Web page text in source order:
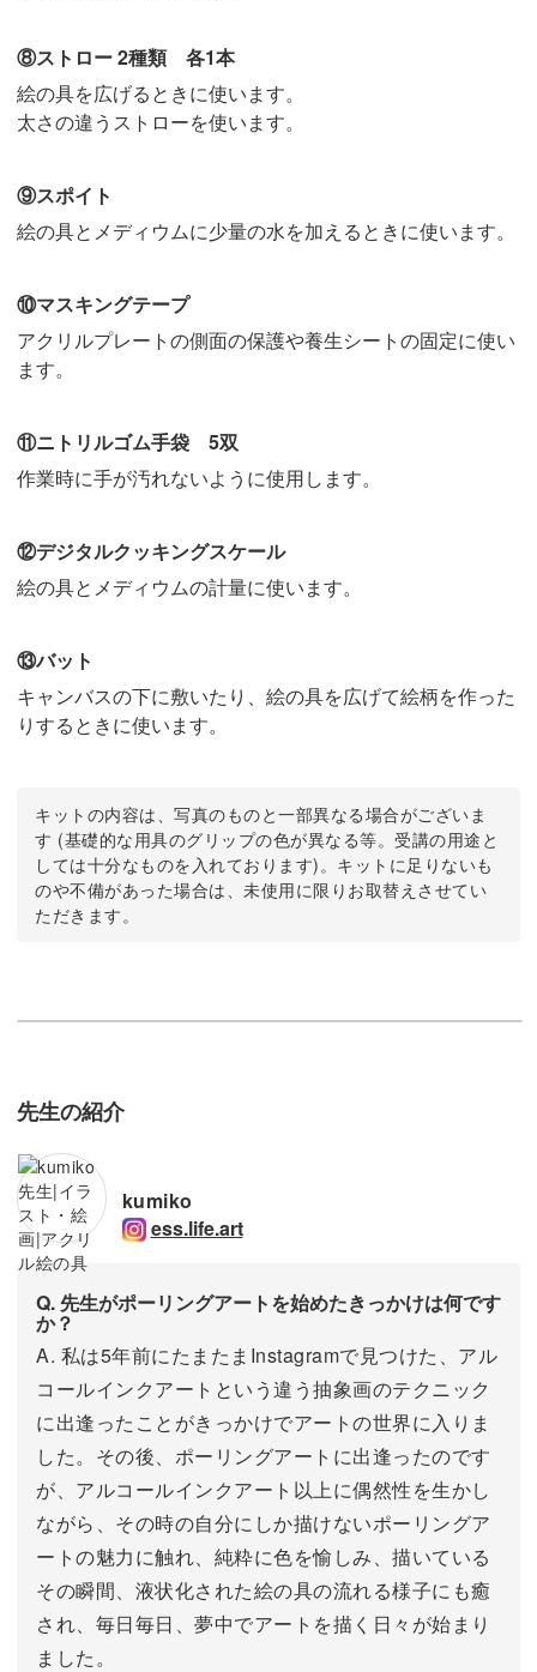
⑧ストロー 2種類 各1本
絵の具を広げるときに使います。
太さの違うストローを使います。
⑨スポイト
絵の具とメディウムに少量の水を加えるときに使います。
⑩マスキングテープ
アクリルプレートの側面の保護や養生シートの固定に使い
ます。
⑪ニトリルゴム手袋 5双
作業時に手が汚れないように使用します。
⑫デジタルクッキングスケール
絵の具とメディウムの計量に使います。
⑬バット
キャンバスの下に敷いたり、絵の具を広げて絵柄を作った
りするときに使います。
キットの内容は、写真のものと一部異なる場合がございま
す (基礎的な用具のグリップの色が異なる等。受講の用途と
しては十分なものを入れております)。キットに足りないも
のや不備があった場合は、未使用に限りお取替えさせてい
ただきます。
先生の紹介
kumiko
ess.life.art
Q. 先生がポーリングアートを始めたきっかけは何です
か？
A. 私は5年前にたまたまInstagramで見つけた、アル
コールインクアートという違う抽象画のテクニック
に出逢ったことがきっかけでアートの世界に入りま
した。その後、ポーリングアートに出逢ったのです
が、アルコールインクアート以上に偶然性を生かし
ながら、その時の自分にしか描けないポーリングア
ートの魅力に触れ、純粋に色を愉しみ、描いている
その瞬間、液状化された絵の具の流れる様子にも癒
され、毎日毎日、夢中でアートを描く日々が始まり
ました。